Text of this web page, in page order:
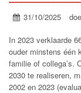
31/10/2025
In 2023 verklaarde
ouder minstens één
familie of collega’s.
2030 te realiseren,
2002 en 2023